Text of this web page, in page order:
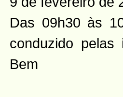
Das 09h30 às
conduzido
Bem